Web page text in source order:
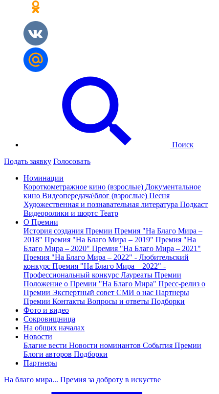
Поиск
Подать заявку Голосовать
Номинации
Короткометражное кино (взрослые) Документальное
кино Видеопередача\блог (взрослые) Песня
Художественная и познавательная литература Подкаст
Видеоролики и шортс Театр
О Премии
История создания Премии Премия "На Благо Мира –
2018" Премия "На Благо Мира – 2019" Премия "На
Благо Мира – 2020" Премия "На Благо Мира – 2021"
Премия "На Благо Мира – 2022" - Любительский
конкурс Премия "На Благо Мира – 2022" -
Профессиональный конкурс Лауреаты Премии
Положение о Премии "На Благо Мира" Пресс-релиз о
Премии Экспертный совет СМИ о нас Партнеры
Премии Контакты Вопросы и ответы Подборки
Фото и видео
Сокровищница
На общих началах
Новости
Благие вести Новости номинантов События Премии
Блоги авторов Подборки
Партнеры
На благо мира... Премия за доброту в искустве